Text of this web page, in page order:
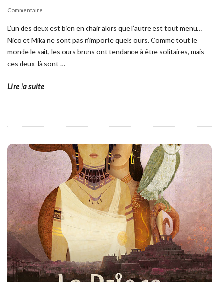
Commentaire
L’un des deux est bien en chair alors que l’autre est tout menu…
Nico et Mika ne sont pas n’importe quels ours. Comme tout le
monde le sait, les ours bruns ont tendance à être solitaires, mais
ces deux-là sont…
Lire la suite